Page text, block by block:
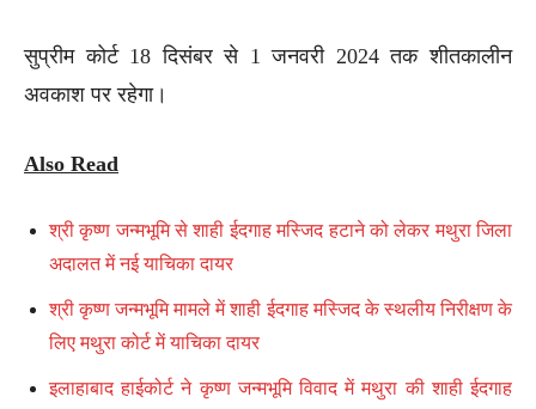
सुप्रीम कोर्ट 18 दिसंबर से 1 जनवरी 2024 तक शीतकालीन
अवकाश पर रहेगा।
Also Read
श्री कृष्ण जन्मभूमि से शाही ईदगाह मस्जिद हटाने को लेकर मथुरा जिला
अदालत में नई याचिका दायर
श्री कृष्ण जन्मभूमि मामले में शाही ईदगाह मस्जिद के स्थलीय निरीक्षण के
लिए मथुरा कोर्ट में याचिका दायर
इलाहाबाद हाईकोर्ट ने कृष्ण जन्मभूमि विवाद में मथुरा की शाही ईदगाह